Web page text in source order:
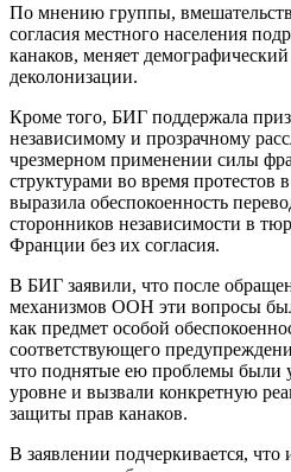
По мнению группы,
согласия местного населения
канаков, меняет
деколонизации.
Кроме того, БИГ поддержала
независимому и прозрачному
чрезмерном применении силы
структурами во время протестов
выразила обеспокоенность
сторонников независимости в
Франции без их согласия.
В БИГ заявили, что после
механизмов ООН эти вопросы
как предмет особой
соответствующего
что поднятые ею проблемы были
уровне и вызвали конкретную
защиты прав канаков.
В заявлении подчеркивается,